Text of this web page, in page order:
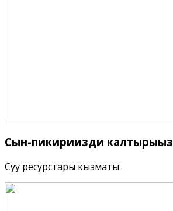
Сын-пикириңизди калтырыңыз
Суу ресурстары кызматы